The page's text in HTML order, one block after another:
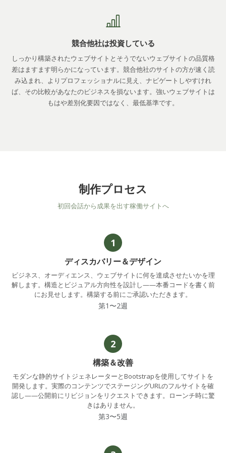
競合他社は投資している
しっかり構築されたウェブサイトとそうでないウェブサイトの品質格
差はますます明らかになっています。競合他社のサイトの方が速く読
み込まれ、よりプロフェッショナルに見え、ナビゲートしやすけれ
ば、その比較があなたのビジネスを損ないます。強いウェブサイトは
もはや差別化要因ではなく、最低基準です。
制作プロセス
初回会話から成果を出す稼働サイトへ
1
ディスカバリー＆デザイン
ビジネス、オーディエンス、ウェブサイトに何を達成させたいかを理
解します。構造とビジュアル方向性を設計し——本番コードを書く前
にお見せします。構築する前にご承認いただきます。
第1〜2週
2
構築＆改善
モダンな静的サイトジェネレーターとBootstrapを使用してサイトを
開発します。実際のコンテンツでステージングURLのフルサイトを確
認し——公開前にリビジョンをリクエストできます。ローンチ時に驚
きはありません。
第3〜5週